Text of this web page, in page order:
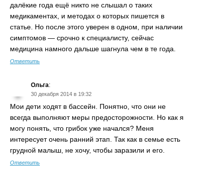
далёкие года ещё никто не слышал о таких
медикаментах, и методах о которых пишется в
статье. Но после этого уверен в одном, при наличии
симптомов — срочно к специалисту, сейчас
медицина намного дальше шагнула чем в те года.
Ответить
Ольга:
30 декабря 2014 в 19:32
Мои дети ходят в бассейн. Понятно, что они не
всегда выполняют меры предосторожности. Но как я
могу понять, что грибок уже начался? Меня
интересует очень ранний этап. Так как в семье есть
грудной малыш, не хочу, чтобы заразили и его.
Ответить